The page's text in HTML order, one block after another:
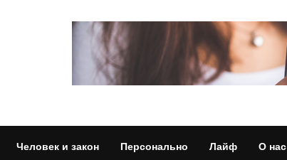
Человек и закон Персонально Лайф О нас